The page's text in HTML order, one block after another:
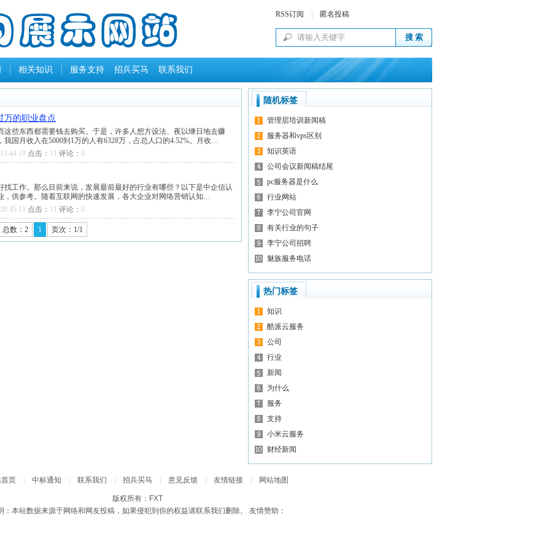
RSS订阅 匿名投稿
相关知识 服务支持 招兵买马 联系我们
万的职业盘点
些东西都需要钱去购买。于是，许多人想方设法、夜以继日地去赚
国月收入在5000到1万的人有6328万，占总人口的4.52%。月收…
点击： 11 评论： 0
工作。那么目前来说，发展最前最好的行业有哪些？以下是中企信认
，供参考。随着互联网的快速发展，各大企业对网络营销认知…
点击： 11 评论： 0
总数：2 1 页次：1/1
随机标签
管理层培训新闻稿
服务器和vps区别
知识英语
公司会议新闻稿结尾
pc服务器是什么
行业网站
李宁公司官网
有关行业的句子
李宁公司招聘
魅族服务电话
热门标签
知识
酷派云服务
公司
行业
新闻
为什么
服务
支持
小米云服务
财经新闻
页 中标通知 联系我们 招兵买马 意见反馈 友情链接 网站地图
版权所有：FXT
：本站数据来源于网络和网友投稿，如果侵犯到你的权益请联系我们删除。 友情赞助：